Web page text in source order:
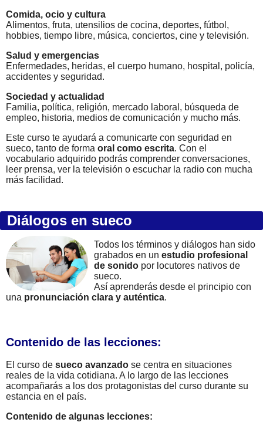
Comida, ocio y cultura
Alimentos, fruta, utensilios de cocina, deportes, fútbol,
hobbies, tiempo libre, música, conciertos, cine y televisión.
Salud y emergencias
Enfermedades, heridas, el cuerpo humano, hospital, policía,
accidentes y seguridad.
Sociedad y actualidad
Familia, política, religión, mercado laboral, búsqueda de
empleo, historia, medios de comunicación y mucho más.
Este curso te ayudará a comunicarte con seguridad en
sueco, tanto de forma oral como escrita. Con el
vocabulario adquirido podrás comprender conversaciones,
leer prensa, ver la televisión o escuchar la radio con mucha
más facilidad.
Diálogos en sueco
Todos los términos y diálogos han sido
grabados en un estudio profesional
de sonido por locutores nativos de
sueco.
Así aprenderás desde el principio con
una pronunciación clara y auténtica.
Contenido de las lecciones:
El curso de sueco avanzado se centra en situaciones
reales de la vida cotidiana. A lo largo de las lecciones
acompañarás a los dos protagonistas del curso durante su
estancia en el país.
Contenido de algunas lecciones: